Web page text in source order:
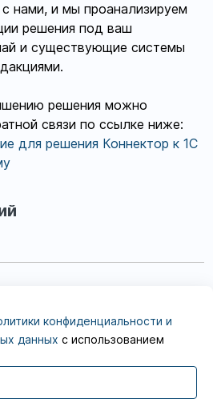
нами, и мы проанализируем
решения под ваш
и существующие системы
решения можно
связи по ссылке ниже:
для решения Коннектор к 1С
для
являетсяинформацией,
ознакомления
конфиденциальности и
данных с использованием